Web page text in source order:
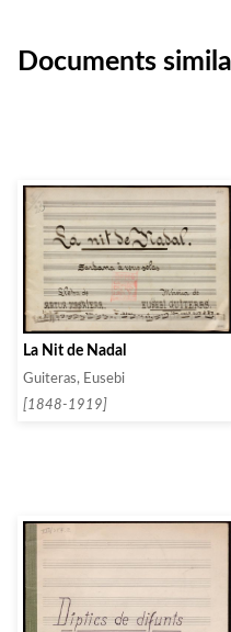
Documents
La Nit de Nadal
Guiteras, Eusebi
[1848-1919]